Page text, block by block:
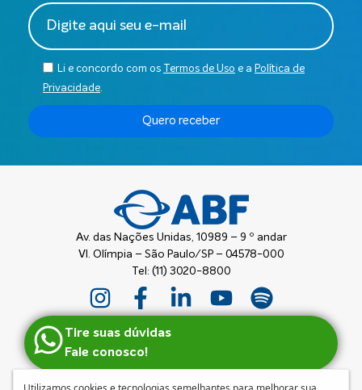
Li e concordo com os Termos de Uso e a Política de
Privacidade.
Quero receber
Av. das Nações Unidas, 10989 – 9 º andar
Vl. Olímpia – São Paulo/SP – 04578-000
Tel: (11) 3020-8800
Tire suas dúvidas
Fale conosco!